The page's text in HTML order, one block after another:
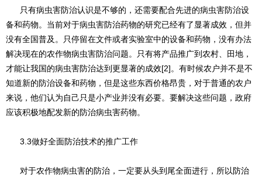
只有病虫害防治认识是不够的，还需要配合先进的病虫害防治设
备和药物。当前对于病虫害防治药物的研究已经有了显著成效，但并
没有全国普及。只停留在文件或者实验室中的设备和药物，没有办法
解决现在的农作物病虫害防治问题。只有将产品推广到农村、田地，
才能让我国的病虫害防治达到更显著的成效[2]。有时候农户并不是不
知道新的防治设备和药物，但是这些东西价格昂贵，对于普通的农户
来说，他们认为自己只是小产业并没有必要。要解决这些问题，政府
应该积极地配发新的防治病虫害药物。
3.3做好全面防治技术的推广工作
对于农作物病虫害的防治，一定要从头到尾全面进行，所以防治